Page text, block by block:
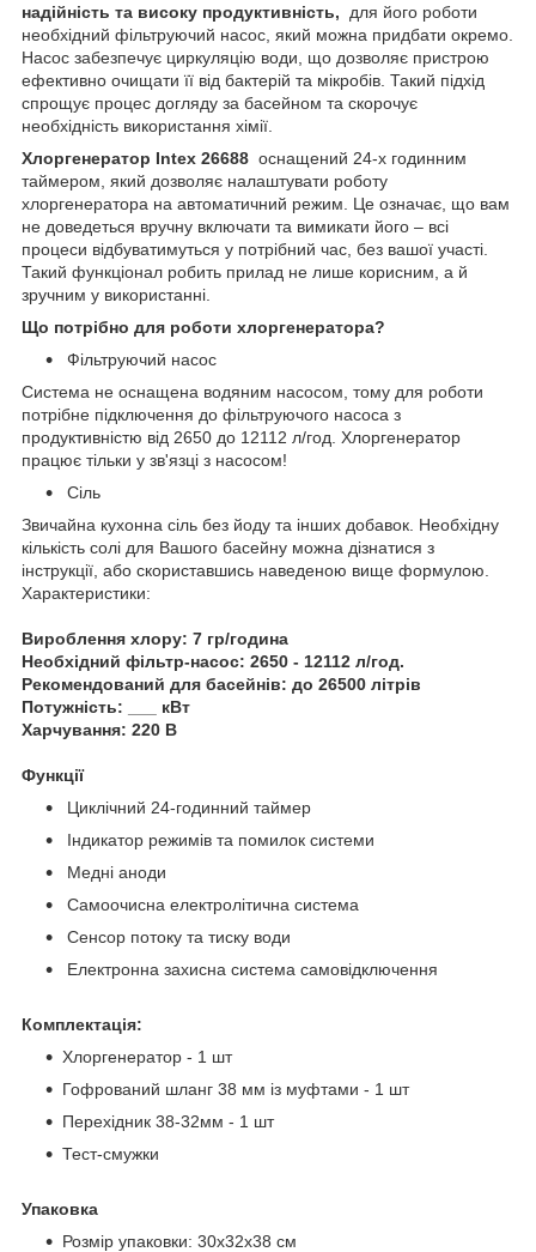
надійність та високу продуктивність, для його роботи
необхідний фільтруючий насос, який можна придбати окремо.
Насос забезпечує циркуляцію води, що дозволяє пристрою
ефективно очищати її від бактерій та мікробів. Такий підхід
спрощує процес догляду за басейном та скорочує
необхідність використання хімії.
Хлоргенератор Intex 26688 оснащений 24-х годинним
таймером, який дозволяє налаштувати роботу
хлоргенератора на автоматичний режим. Це означає, що вам
не доведеться вручну включати та вимикати його – всі
процеси відбуватимуться у потрібний час, без вашої участі.
Такий функціонал робить прилад не лише корисним, а й
зручним у використанні.
Що потрібно для роботи хлоргенератора?
Фільтруючий насос
Система не оснащена водяним насосом, тому для роботи
потрібне підключення до фільтруючого насоса з
продуктивністю від 2650 до 12112 л/год. Хлоргенератор
працює тільки у зв'язці з насосом!
Сіль
Звичайна кухонна сіль без йоду та інших добавок. Необхідну
кількість солі для Вашого басейну можна дізнатися з
інструкції, або скориставшись наведеною вище формулою.
Характеристики:
Вироблення хлору: 7 гр/година
Необхідний фільтр-насос: 2650 - 12112 л/год.
Рекомендований для басейнів: до 26500 літрів
Потужність: ___ кВт
Харчування: 220 В
Функції
Циклічний 24-годинний таймер
Індикатор режимів та помилок системи
Медні аноди
Самоочисна електролітична система
Сенсор потоку та тиску води
Електронна захисна система самовідключення
Комплектація:
Хлоргенератор - 1 шт
Гофрований шланг 38 мм із муфтами - 1 шт
Перехідник 38-32мм - 1 шт
Тест-смужки
Упаковка
Розмір упаковки: 30x32x38 см